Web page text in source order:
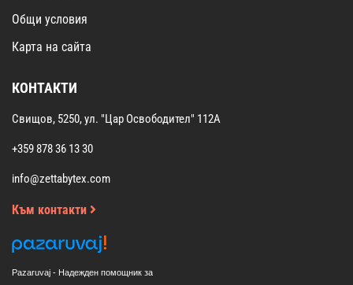
Общи условия
Карта на сайта
КОНТАКТИ
Свищов, 5250, ул. "Цар Освободител" 112А
+359 878 36 13 30
info@zettabytex.com
Към контакти
Pazaruvaj - Надежден помощник за